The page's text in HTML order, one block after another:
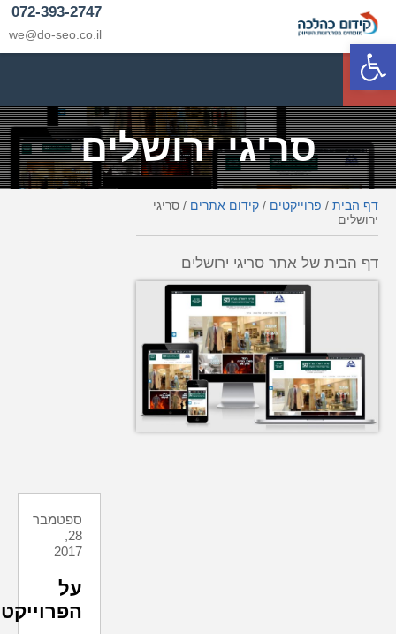
פתח סרגל נגישות
072-393-2747
we@do-seo.co.il
p
סריגי ירושלים
דף הבית / פרוייקטים / קידום אתרים / סריגי
ירושלים
דף הבית של אתר סריגי ירושלים
ספטמבר
28,
2017
על
הפרוייקט